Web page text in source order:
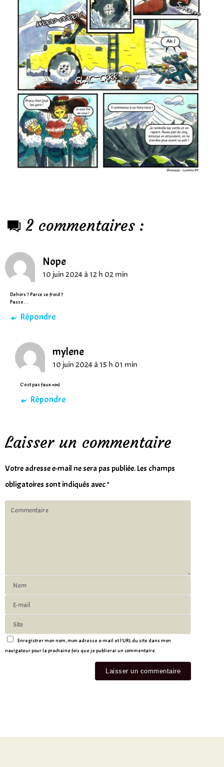
2 commentaires :
Nope
10 juin 2024 à 12 h 02 min
Dehors ? Parce ce froid ?
Passe…
Répondre
mylene
10 juin 2024 à 15 h 01 min
C’est pas faux ^o^)
Répondre
Laisser un commentaire
Votre adresse e-mail ne sera pas publiée.Les champs
obligatoires sont indiqués avec*
Enregistrer mon nom, mon adresse e-mail et l’URL du site dans mon
navigateur pour la prochaine fois que je publierai un commentaire.